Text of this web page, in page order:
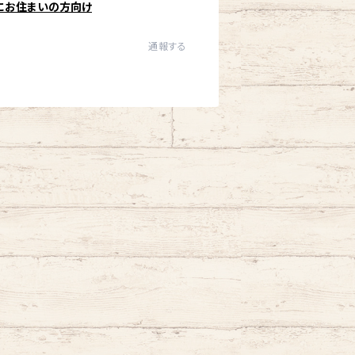
お住まいの方向け
通報する